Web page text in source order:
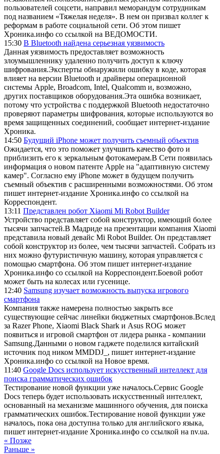
пользователей соцсети, направил меморандум сотрудникам
под названием «Тяжелая неделя». В нем он призвал коллег к
реформам в работе социальной сети. Об этом пишет
Хроника.инфо со ссылкой на ВЕДОМОСТИ.
15:30 В Bluetooth найдена серьезная уязвимость
Данная уязвимость предоставляет возможность
злоумышленнику удаленно получить доступ к ключу
шифрования.Эксперты обнаружили ошибку в коде, которая
влияет на версии Bluetooth и драйверы операционной
системы Apple, Broadcom, Intel, Qualcomm и, возможно,
других поставщиков оборудования.Эта ошибка возникает,
потому что устройства с поддержкой Bluetooth недостаточно
проверяют параметры шифрования, которые используются во
время защищенных соединений, сообщает интернет-издание
Хроника.
14:50 Будущий iPhone может получить съемный объектив
Ожидается, что это поможет улучшить качество фото и
приблизить его к зеркальным фотокамерам.В Сети появилась
информация о новом патенте Apple на "адаптивную систему
камер". Согласно ему iPhone может в будущем получить
съемный объектив с расширенными возможностями. Об этом
пишет интернет-издание Хроника.инфо со ссылкой на
Корреспондент.
13:11 Представлен робот Xiaomi Mi Robot Builder
Устройство представляет собой конструктор, имеющий более
тысячи запчастей.В Мадриде на презентации компания Xiaomi
представила новый девайс Mi Robot Builder. Он представляет
собой конструктор из более, чем тысячи запчастей. Собрать из
них можно футуристичную машину, которая управляется с
помощью смартфона. Об этом пишет интернет-издание
Хроника.инфо со ссылкой на Корреспондент.Боевой робот
может быть на колесах или гусенице.
12:40 Samsung изучает возможность выпуска игрового
смартфона
Компания также намерена полностью закрыть все
существующие сейчас линейки бюджетных смартфонов.Вслед
за Razer Phone, Xiaomi Black Shark и Asus ROG может
появиться и игровой смартфон от лидера рынка - компании
Samsung.Данными о новом гаджете поделился китайский
источник под ником MMDDJ_, пишет интернет-издание
Хроника.инфо со ссылкой на Новое время.
11:40 Google Docs использует искусственный интеллект для
поиска грамматических ошибок
Тестирование новой функции уже началось.Сервис Google
Docs теперь будет использовать искусственный интеллект,
основанный на механизме машинного обучения, для поиска
грамматических ошибок.Тестирование новой функции уже
началось, пока она доступна только для английского языка,
пишет интернет-издание Хроника.инфо со ссылкой на nv.ua.
« Позже
Раньше »